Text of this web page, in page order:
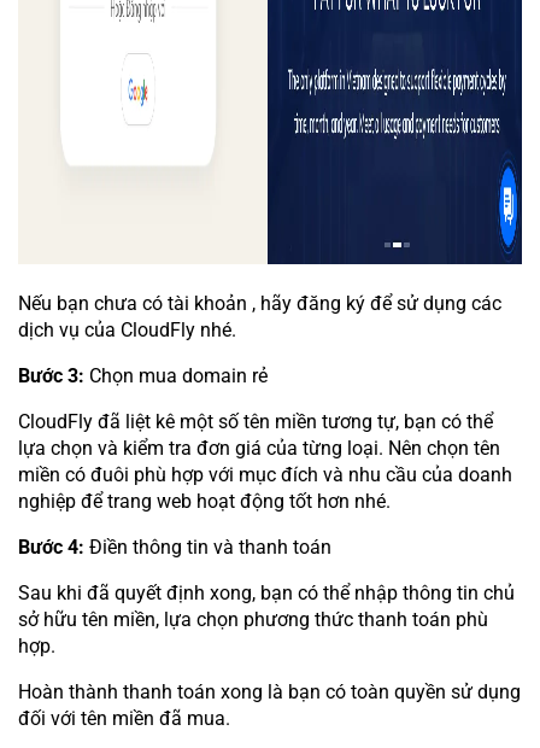
Nếu bạn chưa có tài khoản , hãy đăng ký để sử dụng các
dịch vụ của CloudFly nhé.
Bước 3: Chọn mua domain rẻ
CloudFly đã liệt kê một số tên miền tương tự, bạn có thể
lựa chọn và kiểm tra đơn giá của từng loại. Nên chọn tên
miền có đuôi phù hợp với mục đích và nhu cầu của doanh
nghiệp để trang web hoạt động tốt hơn nhé.
Bước 4: Điền thông tin và thanh toán
Sau khi đã quyết định xong, bạn có thể nhập thông tin chủ
sở hữu tên miền, lựa chọn phương thức thanh toán phù
hợp.
Hoàn thành thanh toán xong là bạn có toàn quyền sử dụng
đối với tên miền đã mua.